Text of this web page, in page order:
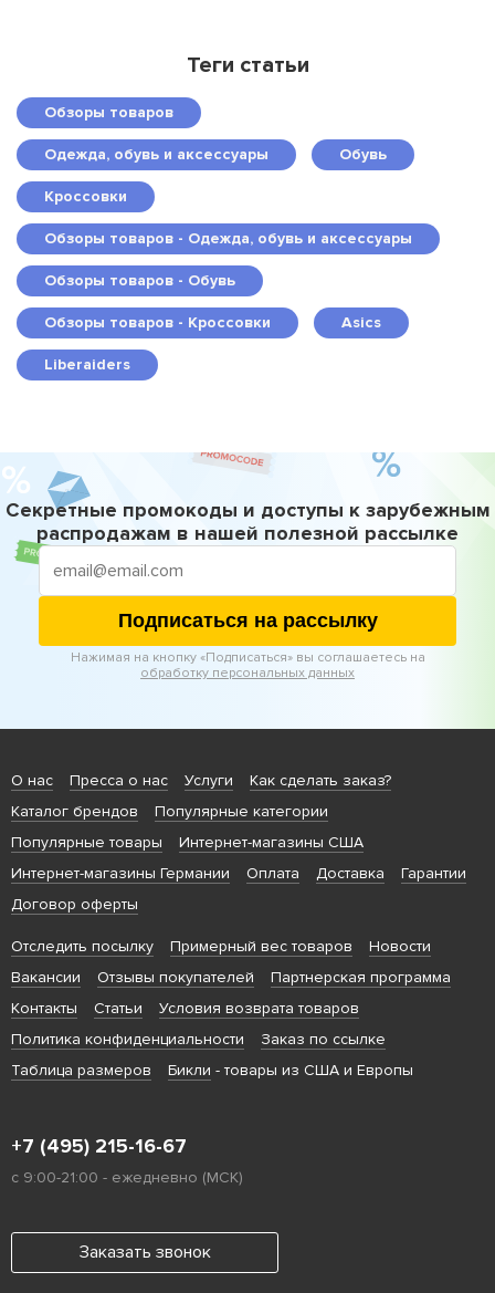
Теги статьи
Обзоры товаров
Одежда, обувь и аксессуары Обувь
Кроссовки
Обзоры товаров - Одежда, обувь и аксессуары
Обзоры товаров - Обувь
Обзоры товаров - Кроссовки Asics
Liberaiders
Секретные промокоды и доступы к зарубежным
распродажам в нашей полезной рассылке
Подписаться на рассылку
Нажимая на кнопку «Подписаться» вы соглашаетесь на
обработку персональных данных
О нас Пресса о нас Услуги
Как сделать заказ?
Каталог брендов
Популярные категории
Популярные товары
Интернет-магазины США
Интернет-магазины Германии
Оплата Доставка
Гарантии
Договор оферты
Отследить посылку Примерный вес товаров
Новости
Вакансии
Отзывы покупателей
Партнерская программа
Контакты
Статьи
Условия возврата товаров
Политика конфиденциальности
Заказ по ссылке
Таблица размеров
Бикли - товары из США и Европы
+7 (495) 215-16-67
с 9:00-21:00 - ежедневно (МСК)
Заказать звонок